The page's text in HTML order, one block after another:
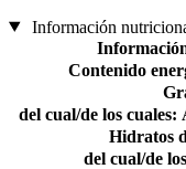
Información
Contenido
del cual/de los cuales:
Hidratos
del cual/de